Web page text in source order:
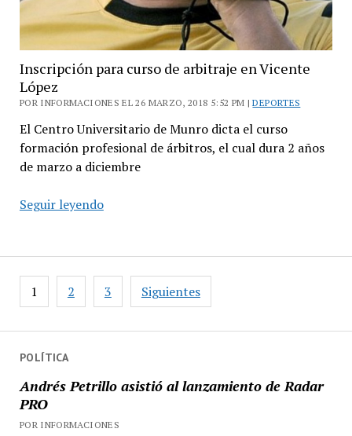
POLÍTICA
Andrés Petrillo asistió al lanzamiento de Radar
PRO
POR INFORMACIONES
Inscripción para curso de arbitraje en Vicente
López
POR INFORMACIONES EL 26 MARZO, 2018 5:52 PM |DEPORTES
El Centro Universitario de Munro dicta el curso
formación profesional de árbitros, el cual dura 2 años
de marzo a diciembre
Seguir leyendoInscripción
de
arbitraje
en
López
Paginación
de
1 2 3 Siguientes